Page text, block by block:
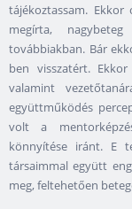
tájékoztassam.
megírta,
továbbiakban. Bár
ben visszatért.
valamint
együttműködés
volt a
könnyítése iránt. E
társaimmal együtt
meg, feltehetően